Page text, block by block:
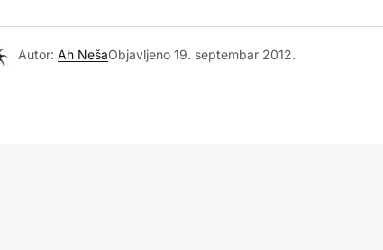
Autor: Ah NešaObjavljeno 19. septembar 2012.